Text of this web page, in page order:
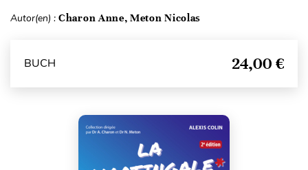
Autor(en) : Charon Anne, Meton Nicolas
BUCH 24,00 €